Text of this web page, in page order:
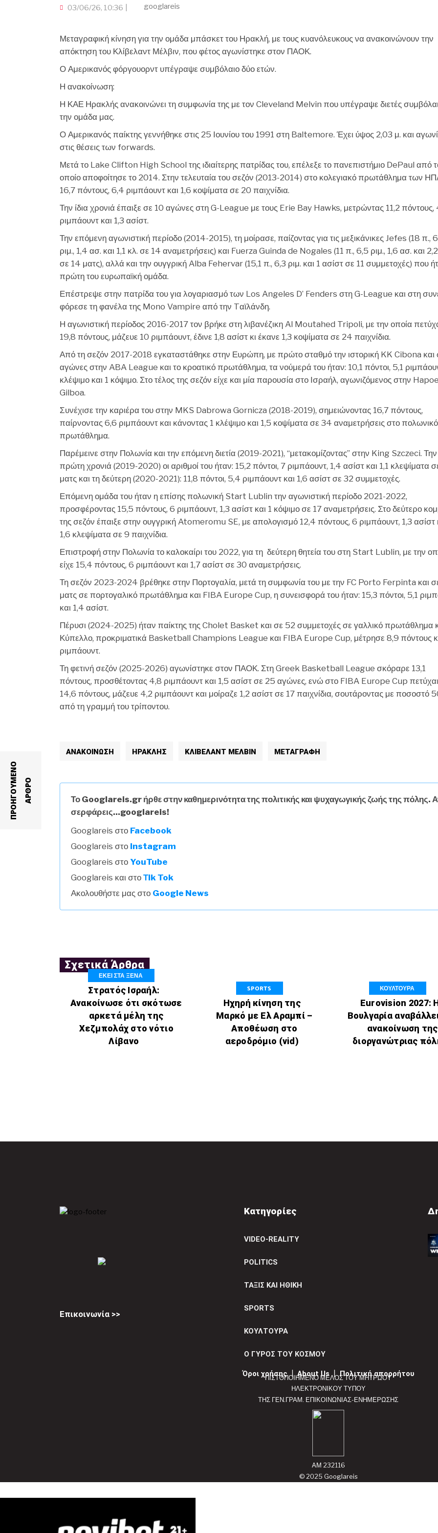
03/06/26, 10:36 googlareis
Μεταγραφική κίνηση για την ομάδα μπάσκετ του Ηρακλή, με τους κυανόλευκους να ανακοινώνουν την
απόκτηση του Κλίβελαντ Μέλβιν, που φέτος αγωνίστηκε στον ΠΑΟΚ.
Ο Αμερικανός φόργουορντ υπέγραψε συμβόλαιο δύο ετών.
Η ανακοίνωση:
Η ΚΑΕ Ηρακλής ανακοινώνει τη συμφωνία της με τον Cleveland Melvin που υπέγραψε διετές
την ομάδα μας.
Ο Αμερικανός παίκτης γεννήθηκε στις 25 Ιουνίου του 1991 στη Baltemore. Έχει ύψος 2,03 μ. και
στις θέσεις των forwards.
Μετά το Lake Clifton High School της ιδιαίτερης πατρίδας του, επέλεξε το πανεπιστήμιο DePaul από
οποίο αποφοίτησε το 2014. Στην τελευταία του σεζόν (2013-2014) στο κολεγιακό πρωτάθλημα των
16,7 πόντους, 6,4 ριμπάουντ και 1,6 κοψίματα σε 20 παιχνίδια.
Την ίδια χρονιά έπαιξε σε 10 αγώνες στη G-League με τους Erie Bay Hawks, μετρώντας 11,2 πόντους,
ριμπάουντ και 1,3 ασίστ.
Την επόμενη αγωνιστική περίοδο (2014-2015), τη μοίρασε, παίζοντας για τις μεξικάνικες Jefes (18 π.,
ριμ., 1,4 ασ. και 1,1 κλ. σε 14 αναμετρήσεις) και Fuerza Guinda de Nogales (11 π., 6,5 ριμ., 1,6 ασ. και
σε 14 ματς), αλλά και την ουγγρική Alba Fehervar (15,1 π., 6,3 ριμ. και 1 ασίστ σε 11 συμμετοχές) που
πρώτη του ευρωπαϊκή ομάδα.
Επέστρεψε στην πατρίδα του για λογαριασμό των Los Angeles D’ Fenders στη G-League και στη
φόρεσε τη φανέλα της Mono Vampire από την Tαϊλάνδη.
Η αγωνιστική περίοδος 2016-2017 τον βρήκε στη λιβανέζικη Al Moutahed Tripoli, με την οποία
19,8 πόντους, μάζευε 10 ριμπάουντ, έδινε 1,8 ασίστ κι έκανε 1,3 κοψίματα σε 24 παιχνίδια.
Από τη σεζόν 2017-2018 εγκαταστάθηκε στην Ευρώπη, με πρώτο σταθμό την ιστορική KK Cibona και
αγώνες στην ABA League και το κροατικό πρωτάθλημα, τα νούμερά του ήταν: 10,1 πόντοι, 5,1
κλέψιμο και 1 κόψιμο. Στο τέλος της σεζόν είχε και μία παρουσία στο Ισραήλ, αγωνιζόμενος στην
Gilboa.
Συνέχισε την καριέρα του στην MKS Dabrowa Gornicza (2018-2019), σημειώνοντας 16,7 πόντους,
παίρνοντας 6,6 ριμπάουντ και κάνοντας 1 κλέψιμο και 1,5 κοψίματα σε 34 αναμετρήσεις στο πολωνικό
πρωτάθλημα.
Παρέμεινε στην Πολωνία και την επόμενη διετία (2019-2021), “μετακομίζοντας” στην King Szczeci. Την
πρώτη χρονιά (2019-2020) οι αριθμοί του ήταν: 15,2 πόντοι, 7 ριμπάουντ, 1,4 ασίστ και 1,1 κλεψίματα
ματς και τη δεύτερη (2020-2021): 11,8 πόντοι, 5,4 ριμπάουντ και 1,6 ασίστ σε 32 συμμετοχές.
Επόμενη ομάδα του ήταν η επίσης πολωνική Start Lublin την αγωνιστική περίοδο 2021-2022,
προσφέροντας 15,5 πόντους, 6 ριμπάουντ, 1,3 ασίστ και 1 κόψιμο σε 17 αναμετρήσεις. Στο δεύτερο
της σεζόν έπαιξε στην ουγγρική Atomeromu SE, με απολογισμό 12,4 πόντους, 6 ριμπάουντ, 1,3 ασίστ
1,6 κλεψίματα σε 9 παιχνίδια.
Επιστροφή στην Πολωνία το καλοκαίρι του 2022, για τη δεύτερη θητεία του στη Start Lublin, με την
είχε 15,4 πόντους, 6 ριμπάουντ και 1,7 ασίστ σε 30 αναμετρήσεις.
Τη σεζόν 2023-2024 βρέθηκε στην Πορτογαλία, μετά τη συμφωνία του με την FC Porto Ferpinta και
ματς σε πορτογαλικό πρωτάθλημα και FIBA Europe Cup, η συνεισφορά του ήταν: 15,3 πόντοι, 5,1
και 1,4 ασίστ.
Πέρυσι (2024-2025) ήταν παίκτης της Cholet Basket και σε 52 συμμετοχές σε γαλλικό πρωτάθλημα
Κύπελλο, προκριματικά Basketball Champions League και FIBA Europe Cup, μέτρησε 8,9 πόντους
ριμπάουντ.
Τη φετινή σεζόν (2025-2026) αγωνίστηκε στον ΠΑΟΚ. Στη Greek Basketball League σκόραρε 13,1
πόντους, προσθέτοντας 4,8 ριμπάουντ και 1,5 ασίστ σε 25 αγώνες, ενώ στο FIBA Europe Cup
14,6 πόντους, μάζευε 4,2 ριμπάουντ και μοίραζε 1,2 ασίστ σε 17 παιχνίδια, σουτάροντας με ποσοστό
από τη γραμμή του τρίποντου.
ΑΝΑΚΟΊΝΩΣΗ ΗΡΑΚΛΉΣ ΚΛΙΒΕΛΑΝΤ ΜΕΛΒΙΝ ΜΕΤΑΓΡΑΦΉ
Το Googlareis.gr ήρθε στην καθημερινότητα της πολιτικής και ψυχαγωγικής ζωής της πόλης.
σερφάρεις...googlareis!
Googlareis στο Facebook
Googlareis στο Instagram
Googlareis στο YouTube
Googlareis και στο Τik Tok
Ακολουθήστε μας στο Google News
Π
Ρ
Ο
Η
Γ
Ο
Υ Μ
Ε
Ν
Ο
Α
Ρ
Θ
Ρ Ο
Σχετικά Άρθρα
ΕΚΕΙ ΣΤΑ ΞΕΝΑ
Στρατός Ισραήλ:
Ανακοίνωσε ότι σκότωσε
αρκετά μέλη της
Χεζμπολάχ στο νότιο
Λίβανο
SPORTS
Hχηρή κίνηση της
Μαρκό με Ελ Αραμπί –
Αποθέωση στο
αεροδρόμιο (vid)
ΚΟΥΛΤΟΥΡΑ
Eurovision 2027:
Βουλγαρία
ανακοίνωση της
διοργανώτριας
Επικοινωνία >>
Κατηγορίες
VIDEO-REALITY
POLITICS
ΤΑΞΙΣ ΚΑΙ ΗΘΙΚΗ
SPORTS
ΚΟΥΛΤΟΥΡΑ
Ο ΓΥΡΟΣ ΤΟΥ ΚΟΣΜΟΥ
ΠΙΣΤΟΠΟΙΗΜΕΝΟ ΜΕΛΟΣ ΤΟΥ ΜΗΤΡΩΟΥ
ΗΛΕΚΤΡΟΝΙΚΟΥ ΤΥΠΟΥ
ΤΗΣ ΓΕΝ.ΓΡΑΜ. ΕΠΙΚΟΙΝΩΝΙΑΣ-ΕΝΗΜΕΡΩΣΗΣ
ΑΜ 232116
© 2025 Googlareis
Όροι χρήσης | About Us | Πολιτική απορρήτου